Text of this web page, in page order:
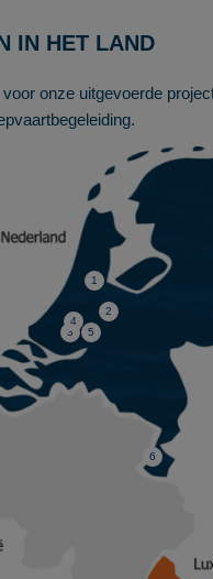
IN HET LAND
onze uitgevoerde
1
2
3
4
5
6